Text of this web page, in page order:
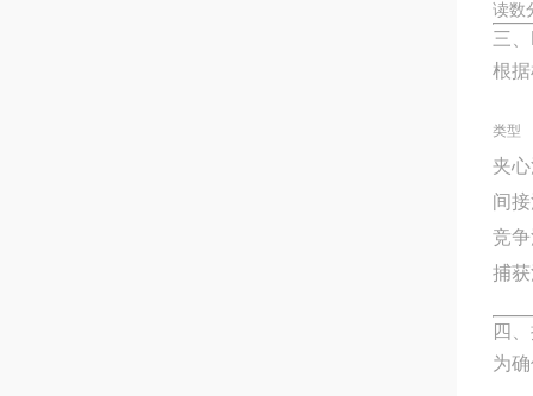
读数
三
根
类型
夹
间
竞
捕
四
为